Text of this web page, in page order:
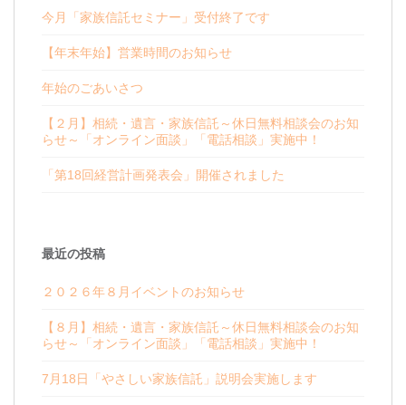
今月「家族信託セミナー」受付終了です
【年末年始】営業時間のお知らせ
年始のごあいさつ
【２月】相続・遺言・家族信託～休日無料相談会のお知
らせ～「オンライン面談」「電話相談」実施中！
「第18回経営計画発表会」開催されました
最近の投稿
２０２６年８月イベントのお知らせ
【８月】相続・遺言・家族信託～休日無料相談会のお知
らせ～「オンライン面談」「電話相談」実施中！
7月18日「やさしい家族信託」説明会実施します